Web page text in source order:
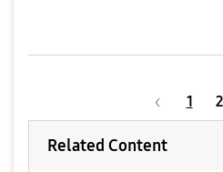
1 2
Related Content